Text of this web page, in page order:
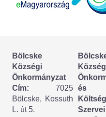
CSÍKSZÉPVÍZ
VÁLASZTÁSI
Választási szervek
Bölcske
Községi
Önkormányzat
Cím: 7025
Bölcske, Kossuth
L. út 5.
és